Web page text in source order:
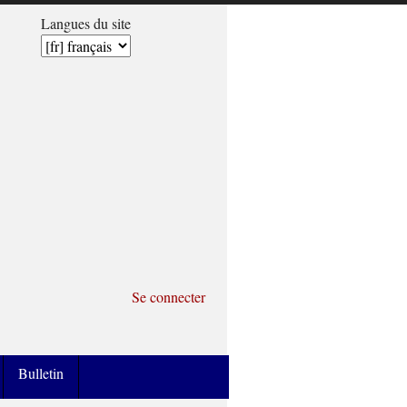
Se connecter
Langues du site
Bulletin